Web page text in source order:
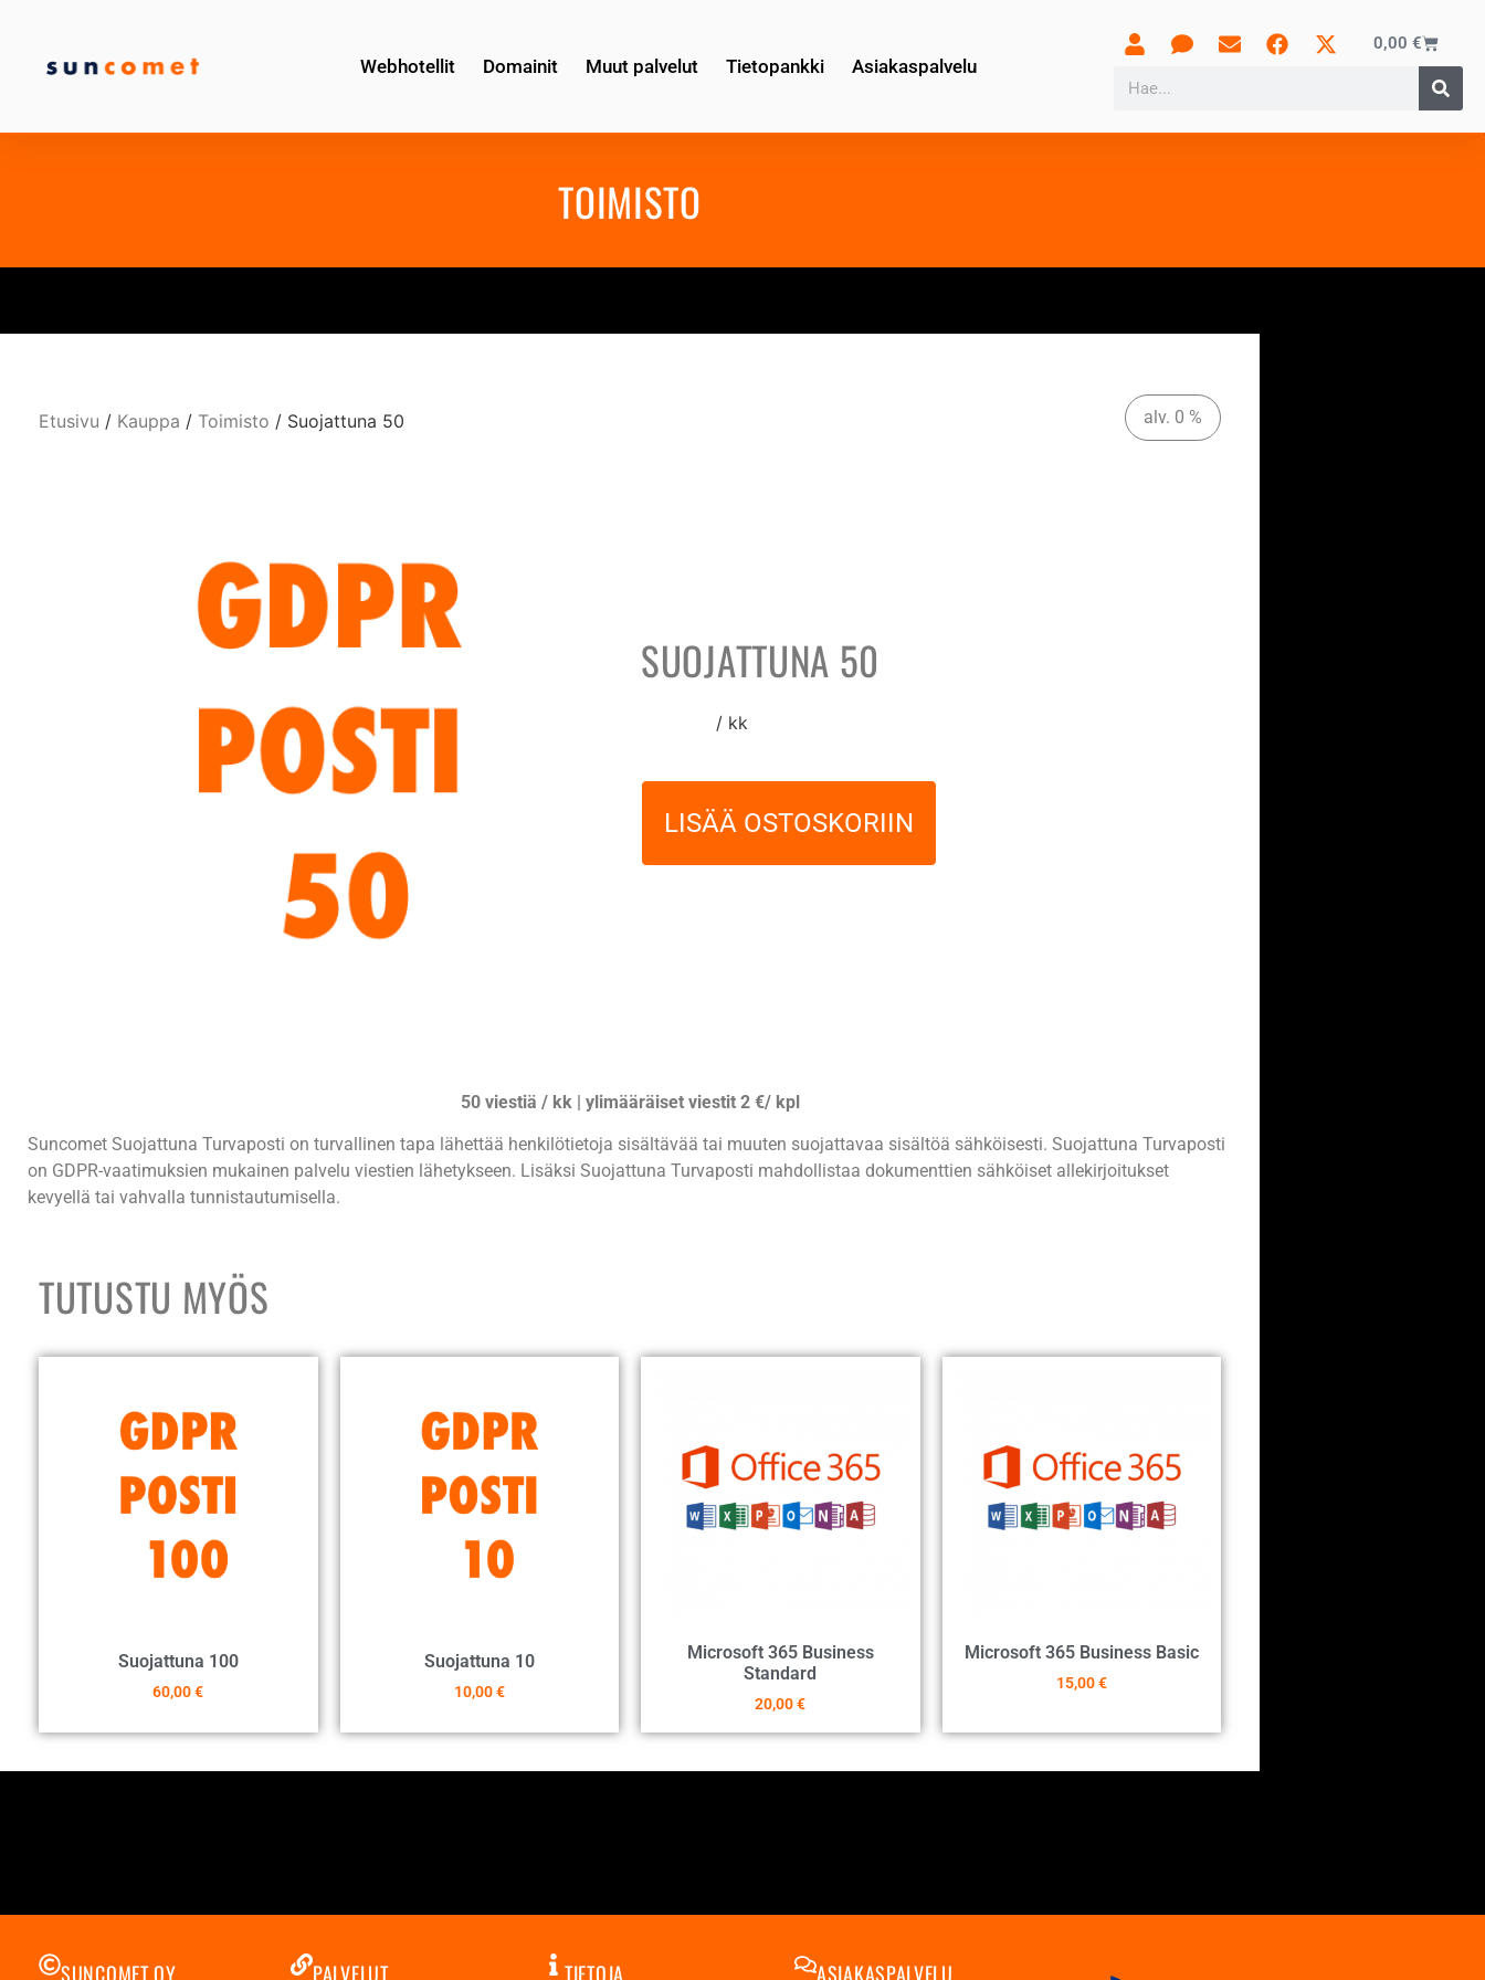
Webhotellit Domainit Muut palvelut Tietopankki Asiakaspalvelu
0,00 €
TOIMISTO
Etusivu / Kauppa / Toimisto / Suojattuna 50
SUOJATTUNA 50
/ kk
LISÄÄ OSTOSKORIIN
50 viestiä / kk | ylimääräiset viestit 2 €/ kpl
Suncomet Suojattuna Turvaposti on turvallinen tapa lähettää henkilötietoja sisältävää tai muuten suojattavaa sisältöä sähköisesti. Suojattuna Turvaposti
on GDPR-vaatimuksien mukainen palvelu viestien lähetykseen. Lisäksi Suojattuna Turvaposti mahdollistaa dokumenttien sähköiset allekirjoitukset
kevyellä tai vahvalla tunnistautumisella.
TUTUSTU MYÖS
Suojattuna 100
60,00€
Suojattuna 10
10,00€
Microsoft 365 Business
Standard
20,00€
Microsoft 365 Business Basic
15,00€
SUNCOMET OY PALVELUT TIETOJA ASIAKASPALVELU